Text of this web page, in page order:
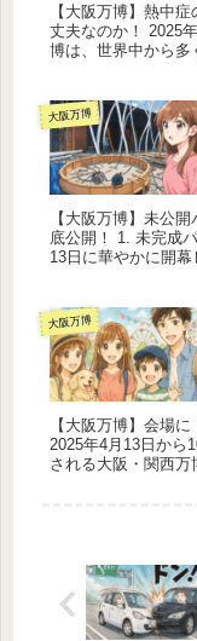
【大阪万博】熱中
丈夫なのか！ 2025
博は、世界中から多
大阪万博
【大阪万博】未公
底公開！ 1. 未完成
13日に華やかに開幕
大阪万博
【大阪万博】会場
2025年4月13日から
される大阪・関西